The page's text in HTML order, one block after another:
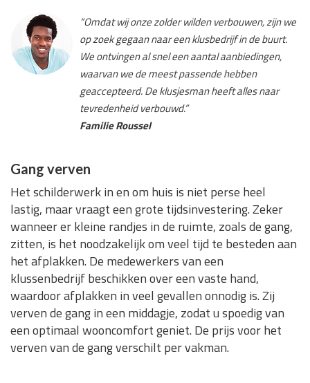
“Omdat wij onze zolder wilden verbouwen, zijn we
op zoek gegaan naar een klusbedrijf in de buurt.
We ontvingen al snel een aantal aanbiedingen,
waarvan we de meest passende hebben
geaccepteerd. De klusjesman heeft alles naar
tevredenheid verbouwd.”
Familie Roussel
Gang verven
Het schilderwerk in en om huis is niet perse heel
lastig, maar vraagt een grote tijdsinvestering. Zeker
wanneer er kleine randjes in de ruimte, zoals de gang,
zitten, is het noodzakelijk om veel tijd te besteden aan
het afplakken. De medewerkers van een
klussenbedrijf beschikken over een vaste hand,
waardoor afplakken in veel gevallen onnodig is. Zij
verven de gang in een middagje, zodat u spoedig van
een optimaal wooncomfort geniet. De prijs voor het
verven van de gang verschilt per vakman.